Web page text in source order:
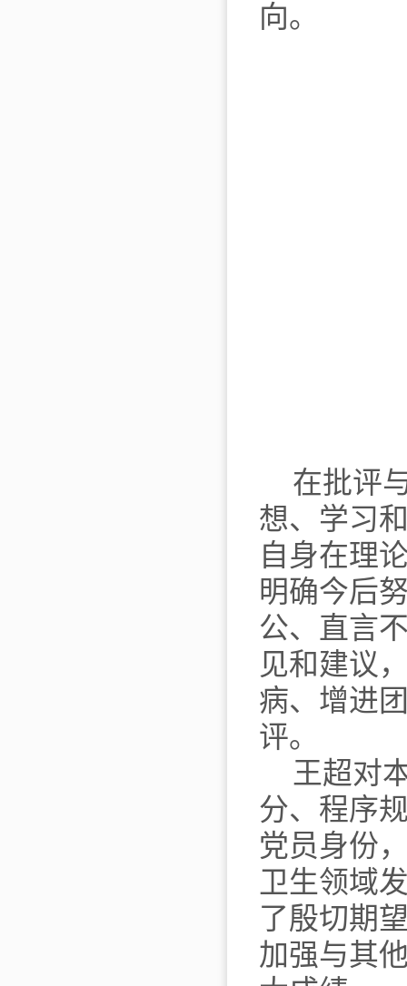
向。
在批评
想、学习
自身在理
明确今后
公、直言
见和建议
病、增进
评。
王超对
分、程序
党员身份
卫生领域
了殷切期
加强与其